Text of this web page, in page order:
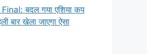
बदल गया एशिया कप
बार खेला जाएगा ऐसा